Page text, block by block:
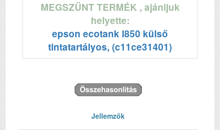
MEGSZŰNT TERMÉK , ajánljuk
helyette:
epson ecotank l850 külső
tintatartályos, (c11ce31401)
Jellemzők